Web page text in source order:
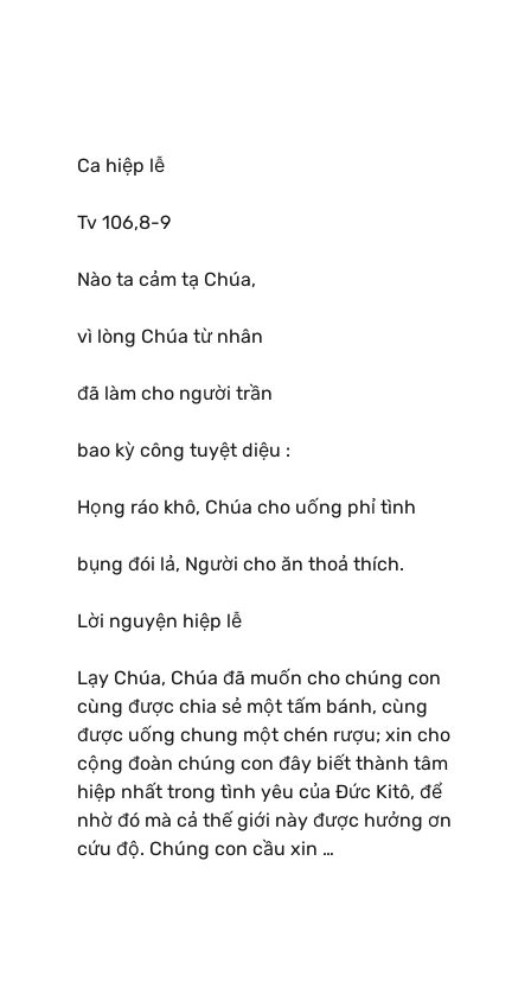
Ca hiệp lễ
Tv 106,8-9
Nào ta cảm tạ Chúa,
vì lòng Chúa từ nhân
đã làm cho người trần
bao kỳ công tuyệt diệu :
Họng ráo khô, Chúa cho uống phỉ tình
bụng đói lả, Người cho ăn thoả thích.
Lời nguyện hiệp lễ
Lạy Chúa, Chúa đã muốn cho chúng con
cùng được chia sẻ một tấm bánh, cùng
được uống chung một chén rượu; xin cho
cộng đoàn chúng con đây biết thành tâm
hiệp nhất trong tình yêu của Ðức Kitô, để
nhờ đó mà cả thế giới này được hưởng ơn
cứu độ. Chúng con cầu xin …